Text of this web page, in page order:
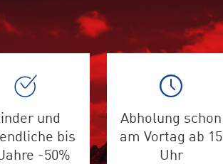
und
bis
-50%
Abholung schon
am Vortag ab 15
Uhr